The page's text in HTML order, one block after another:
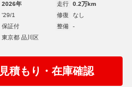
2026年 走行
0.2万km
'29/1 修復
なし
保証付 整備
-
東京都 品川区
見積もり・在庫確認